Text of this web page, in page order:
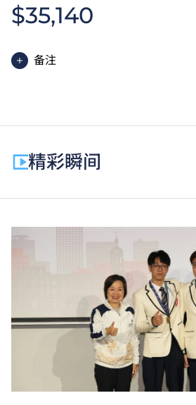
$35,140
备注
除学费外，学生须缴交其他费用
费。
学费水平会每年检讨。课程第二
及有关因素作调整。
本地学生。
精彩瞬间